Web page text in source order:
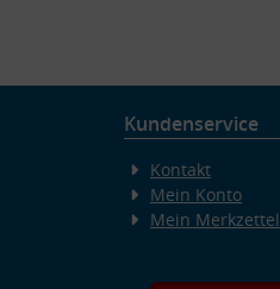
Kundenservice
Kontakt
Mein Konto
Mein Merkzettel